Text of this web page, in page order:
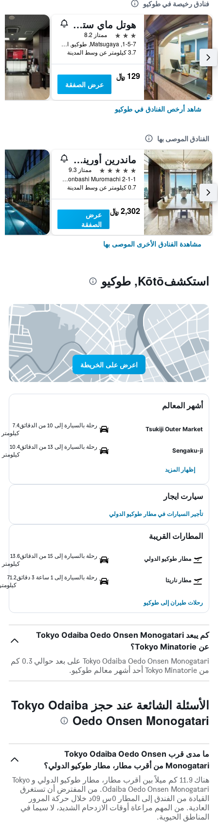
فنادق رخيصة في طوكيو
هوتل ماي ستايز أوينو إناريتشو
3 نجوم
ممتاز 8.2
1-5-7, Matsugaya, طوكيو, اليابان
3.7 كيلومتر عن وسط المدينة
129 ﷼
عرض الصفقة
شاهد أرخص الفنادق في طوكيو
الفنادق الموصى بها
ماندرين أورينتال، طوكيو
5 نجوم
ممتاز 9.3
2-1-1 Nihonbashi Muromachi, طوكيو, اليابان
0.7 كيلومتر عن وسط المدينة
2,302 ﷼
عرض
الصفقة
مشاهدة الفنادق الأخرى الموصى بها
استكشفKōtō, طوكيو
اعرض على الخريطة
أشهر المعالم
Tsukiji Outer Market
رحلة بالسيارة إلى 10 من الدقائق
7.4
كيلومتر
Sengaku-ji
رحلة بالسيارة إلى 13 من الدقائق
10.4
كيلومتر
إظهار المزيد
سيارت ايجار
تأجير السيارات في مطار طوكيو الدولي
المطارات القريبة
مطار طوكيو الدولي رحلة بالسيارة إلى 15 من الدقائق
13.6
كيلومتر
مطار ناريتا رحلة بالسيارة إلى 1 ساعة 3 دقائق
71.2
رحلات طيران إلى طوكيو
كم يبعد Tokyo Odaiba Oedo Onsen Monogatari
عن Tokyo Minatorie؟
Tokyo Odaiba Oedo Onsen Monogatari على بعد حوالي 0.3 كم
من Tokyo Minatorie أحد أشهر معالم طوكيو.
الأسئلة الشائعة عند حجز Tokyo Odaiba
Oedo Onsen Monogatari
ما مدى قرب Tokyo Odaiba Oedo Onsen
Monogatari من أقرب مطار، مطار طوكيو الدولي؟
هناك 11.9 كم ميلاً بين أقرب مطار، مطار طوكيو الدولي و Tokyo
Odaiba Oedo Onsen Monogatari. من المفترض أن تستغرق
القيادة من الفندق إلى المطار 0س 09د خلال حركة المرور
العادية. من المهم مراعاة أوقات الازدحام الشديد، لا سيما في
المناطق الحيوية.